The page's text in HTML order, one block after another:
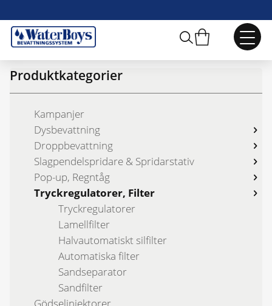
Webbshop / Tryckregulatorer, Filter
Produktkategorier
Kampanjer
Dysbevattning
Droppbevattning
Slagpendelspridare & Spridarstativ
Pop-up, Regntåg
Tryckregulatorer, Filter
Tryckregulatorer
Lamellfilter
Halvautomatiskt silfilter
Automatiska filter
Sandseparator
Sandfilter
Gödselinjektorer